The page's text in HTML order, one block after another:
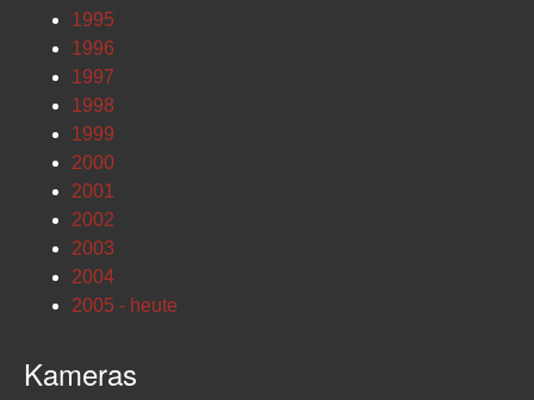
1995
1996
1997
1998
1999
2000
2001
2002
2003
2004
2005 - heute
Kameras